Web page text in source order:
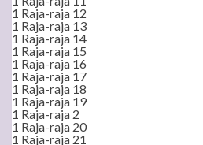
1 Raja-raja 12
1 Raja-raja 13
1 Raja-raja 14
1 Raja-raja 15
1 Raja-raja 16
1 Raja-raja 17
1 Raja-raja 18
1 Raja-raja 19
1 Raja-raja 2
1 Raja-raja 20
1 Raja-raja 21